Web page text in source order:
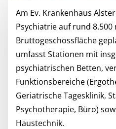
Am Ev. Krankenhaus
Psychiatrie auf rund 8.500
Bruttogeschossfläche
umfasst Stationen mit
psychiatrischen Betten,
Funktionsbereiche
Geriatrische Tagesklinik,
Psychotherapie, Büro)
Haustechnik.